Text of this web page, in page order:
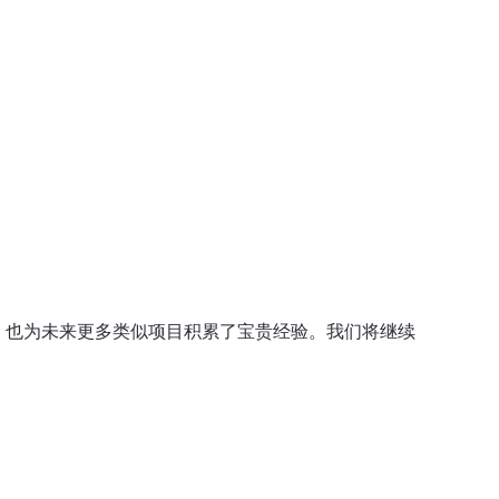
为未来更多类似项目积累了宝贵经验。我们将继续